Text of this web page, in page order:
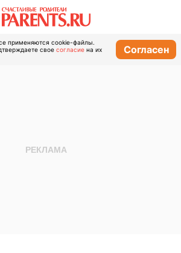
применяются cookie-файлы.
свое согласие на их
Согласен